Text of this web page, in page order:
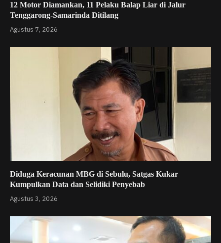
12 Motor Diamankan, 11 Pelaku Balap Liar di Jalur
Tenggarong-Samarinda Ditilang
Agustus 7, 2026
Diduga Keracunan MBG di Sebulu, Satgas Kukar
Kumpulkan Data dan Selidiki Penyebab
Agustus 3, 2026